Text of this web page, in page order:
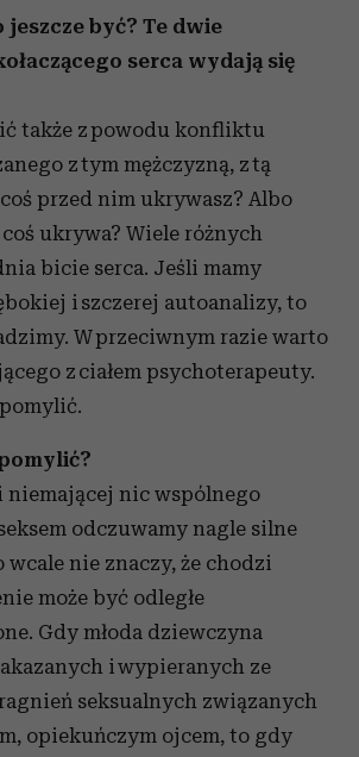
jeszcze być? Te dwie
serca wydają się
także z powodu konfliktu
z tym mężczyzną, z tą
przed nim ukrywasz? Albo
ukrywa? Wiele różnych
bicie serca. Jeśli mamy
i szczerej autoanalizy, to
W przeciwnym razie warto
z ciałem psychoterapeuty.
niemającej nic wspólnego
odczuwamy nagle silne
nie znaczy, że chodzi
może być odległe
Gdy młoda dziewczyna
i wypieranych ze
seksualnych związanych
opiekuńczym ojcem, to gdy